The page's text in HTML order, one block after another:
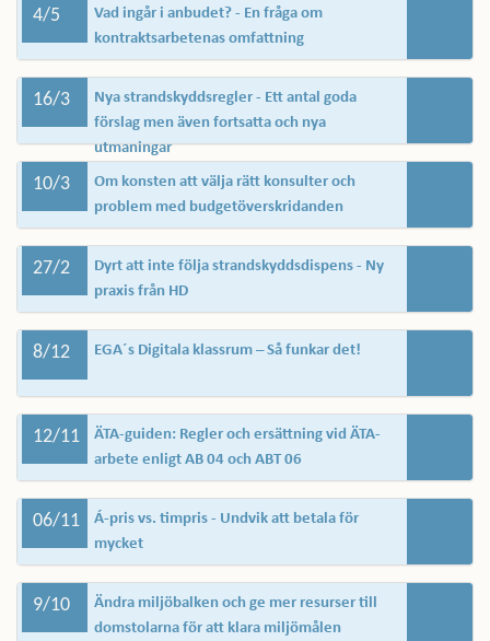
4/5
Vad ingår i anbudet? - En fråga om
kontraktsarbetenas omfattning
16/3
Nya strandskyddsregler - Ett antal goda
förslag men även fortsatta och nya
utmaningar
10/3
Om konsten att välja rätt konsulter och
problem med budgetöverskridanden
27/2
Dyrt att inte följa strandskyddsdispens - Ny
praxis från HD
8/12 EGA´s Digitala klassrum – Så funkar det!
12/11
ÄTA-guiden: Regler och ersättning vid ÄTA-
arbete enligt AB 04 och ABT 06
06/11
Á-pris vs. timpris - Undvik att betala för
mycket
9/10
Ändra miljöbalken och ge mer resurser till
domstolarna för att klara miljömålen